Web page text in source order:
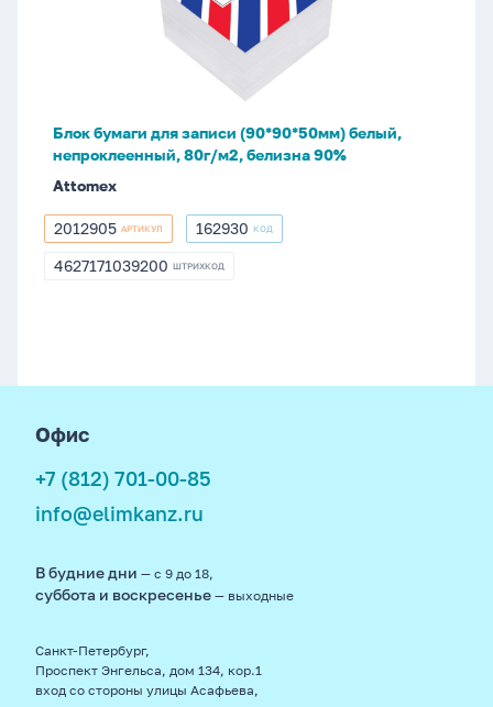
(90*90*50мм)
м2,
белизна
90%
Блок бумаги для записи (90*90*50мм) белый,
непроклеенный, 80г/м2, белизна 90%
Attomex
2012905
2012905 АРТИКУЛ 162930
162930 КОД
4627171039200
4627171039200 ШТРИХКОД
Офис
+7 (812) 701-00-85
info@elimkanz.ru
В будние дни — с 9 до 18,
суббота и воскресенье — выходные
Санкт-Петербург,
Проспект Энгельса, дом 134, кор.1
вход со стороны улицы Асафьева,